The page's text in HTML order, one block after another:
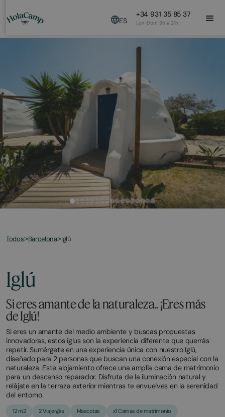
ES
+34 931 35 85 37
Lun-Dom 9h a 21h
Todos>Barcelona>Iglú
Iglú
Si eres amante de la naturaleza.. ¡Eres más
de Iglú!
Si eres un amante del medio ambiente y buscas propuestas
innovadoras, estos iglus son la experiencia diferente que querrás
repetir. Sumérgete en una experiencia única con nuestro Iglú,
diseñado para 2 personas que buscan una conexión especial con la
naturaleza. Este alojamiento ofrece una amplia cama de matrimonio
para un descanso reparador. Disfruta de la iluminación natural y
relájate en la terraza exterior mientras te envuelves en la serenidad
del entorno.
12 m2 2 Viajer@s Mascotas x1 Camas de matrimonio